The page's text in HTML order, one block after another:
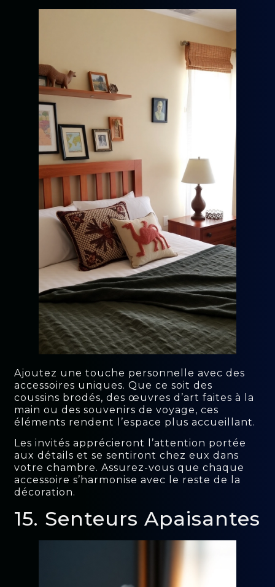
Ajoutez une touche personnelle avec des
accessoires uniques. Que ce soit des
coussins brodés, des œuvres d’art faites à la
main ou des souvenirs de voyage, ces
éléments rendent l’espace plus accueillant.
Les invités apprécieront l’attention portée
aux détails et se sentiront chez eux dans
votre chambre. Assurez-vous que chaque
accessoire s’harmonise avec le reste de la
décoration.
15. Senteurs Apaisantes